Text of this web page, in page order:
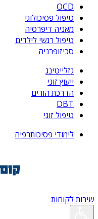
OCD
טיפול פסיכולוגי
מאניה דיפרסיה
טיפול רגשי לילדים
סכיזופרניה
גזלייטינג
ייעוץ זוגי
הדרכת הורים
DBT
טיפול זוגי
לימודי פסיכותרפיה
שירות לקוחות